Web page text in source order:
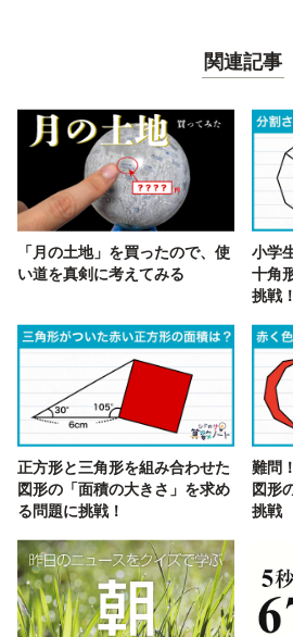
関連記事
「月の土地」を買ったので、使
い道を真剣に考えてみる
小学
十角
挑戦！
正方形と三角形を組み合わせた
図形の「面積の大きさ」を求め
る問題に挑戦！
難問
図形
挑戦